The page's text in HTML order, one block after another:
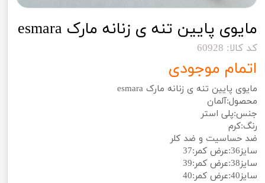
مایوی پایین تنه ی زنانه مارک esmara
کد کالا: 60928
اتمام موجودی
مایوی پایین تنه ی زنانه مارک esmara
محصول:آلمان
جنس:پلی استر
رنگ:کرم
ضد حساسیت و ضد کلر
سایز36:عرض کمر:37
سایز38:عرض کمر:39
سایز40:عرض کمر:40